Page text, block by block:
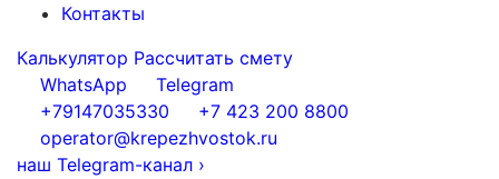
Контакты
Калькулятор Рассчитать смету
WhatsApp
Telegram
+79147035330
+7 423 200 8800
operator@krepezhvostok.ru
наш Telegram-канал ›